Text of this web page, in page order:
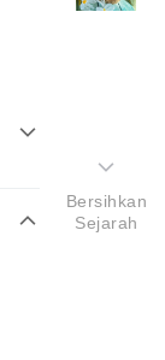
Bersihkan
Sejarah